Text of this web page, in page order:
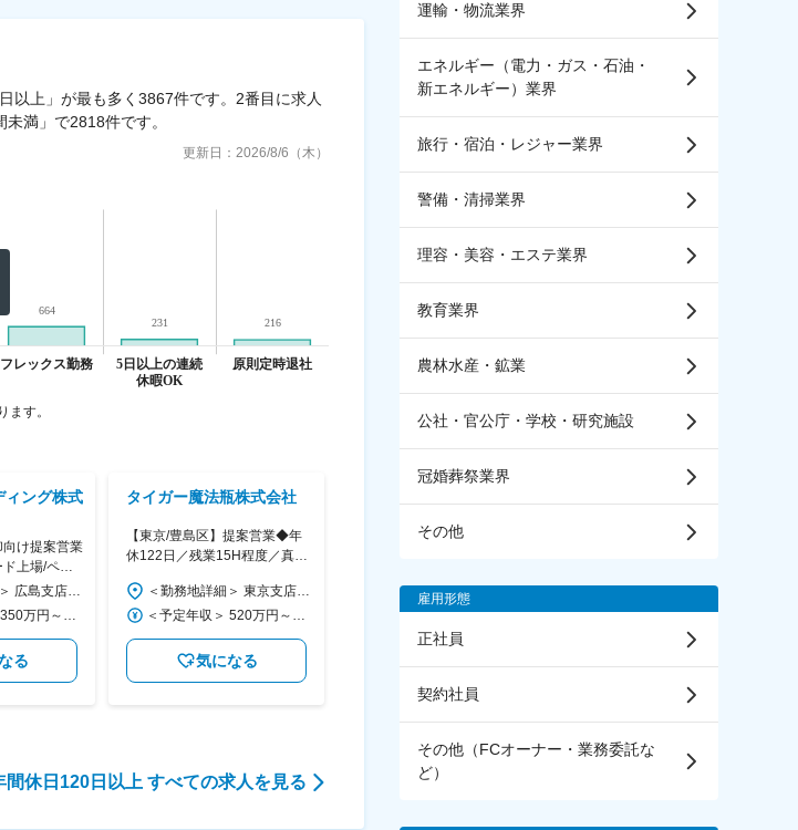
以上」が最も多く3867件です。2番目に求人
満」で2818件です。
更新日： 2026/8/6（木）
す。
ィング株式
向け提案営業
ド上場/ペッ
年休121日/＜勤務地詳細＞ 広島支店 住所：広島県山県郡北広島町本地１０７７７番１３ 受動喫煙対策：屋内全面禁煙 変更の範囲：会社の定める事業所
＜予定年収＞ 350万円～500万円 ＜賃金形態＞ 月給制 特記事項なし ＜賃金内訳＞ 月額（基本給）：200,000円～320,000円 ＜月給＞ 200,000円～320,000円 ＜昇給有無＞ 有 ＜残業手当＞ 有 ＜給与補足＞ ■賞与：年2回 ■昇給：年1回 上記年収は賞与(約2か月分) 賃金はあくまでも目安の金額であり、選考を通じて上下する可能性があります。 月給(月額)は固定手当を含めた表記です。
る
タイガー魔法瓶株式会社
【東京/豊島区】提案営業◆年
休122日／残業15H程度／真空
ランド
＜勤務地詳細＞ 東京支店 住所：東京都豊島区北大塚1丁目13番15号 勤務地最寄駅：JR線／大塚駅 受動喫煙対策：敷地内全面禁煙 変更の範囲：会社の定める事業所
＜予定年収＞ 520万円～700万円 ＜賃金形態＞ 月給制 ＜賃金内訳＞ 月額（基本給）：278,000円～371,000円 ＜月給＞ 278,000円～371,000円 ＜昇給有無＞ 有 ＜残業手当＞ 有 ＜給与補足＞ ※予定月給はあくまで目安であり、経験により決定します。 賞与：年2回 昇給：有 賃金はあくまでも目安の金額であり、選考を通じて上下する可能性があります。 月給(月額)は固定手当を含めた表記です。
気になる
【名古屋／キッコーマンG】業
＜予定年収＞ 470万円～570万円 ＜賃金形態＞ 月給制 ＜賃金内訳＞ 月額（基本給）：250,000円～310,000円 固定残業手当/月：30,000円（固定残業時間15時間0分/月～13時間0分/月） 超過した時間外労働の残業手当は追加支給 ＜月給＞ 280,000円～340,000円（一律手当を含む） ＜昇給有無＞ 有 ＜残業手当＞ 有 ＜給与補足＞ ※経験・スキルを考慮の上、決定いたします。 ■賞与：年3回（6月・12月・3月） ■別途家族手当あり 賃金はあくまでも目安の金額であり、選考を通じて上下する可能性があります。 月給(月額)は固定手当を含めた表記です。
【みなとみらい／ワインの法人
間休日120日以上 すべての求人を見る
運輸・物流業界
エネルギー（電力・ガス・石油・
新エネルギー）業界
旅行・宿泊・レジャー業界
警備・清掃業界
理容・美容・エステ業界
教育業界
農林水産・鉱業
公社・官公庁・学校・研究施設
冠婚葬祭業界
その他
雇用形態
正社員
契約社員
その他（FCオーナー・業務委託な
ど）